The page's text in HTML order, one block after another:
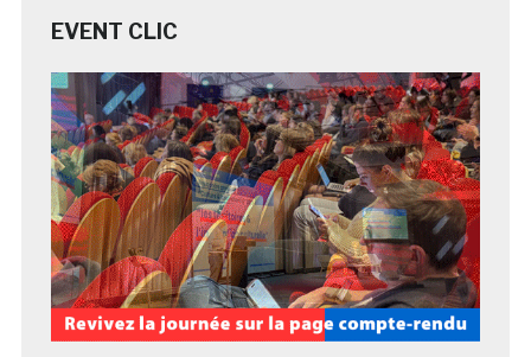
EVENT CLIC